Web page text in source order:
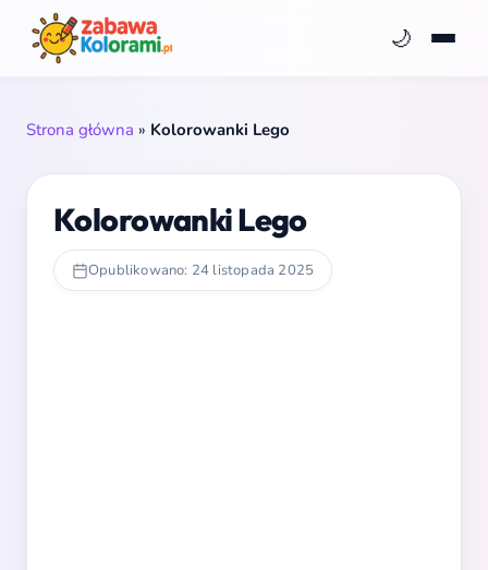
🌙
Strona główna » Kolorowanki Lego
Kolorowanki Lego
Opublikowano: 24 listopada 2025